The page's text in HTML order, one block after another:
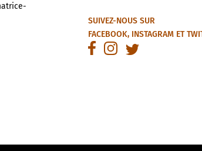
SUIVEZ-NOUS SUR
FACEBOOK, INSTAGRAMET